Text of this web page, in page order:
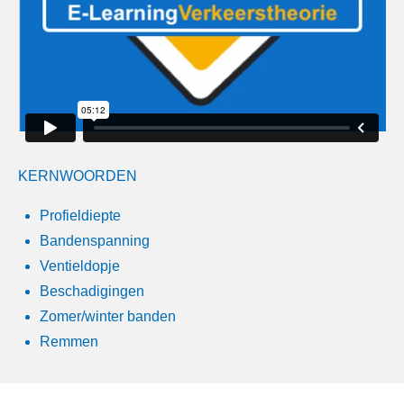
KERNWOORDEN
Profieldiepte
Bandenspanning
Ventieldopje
Beschadigingen
Zomer/winter banden
Remmen